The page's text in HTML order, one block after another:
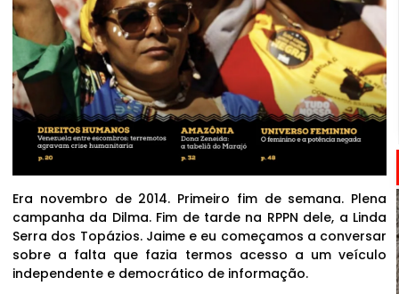
Era novembro de 2014. Primeiro fim de semana. Plena
campanha da Dilma. Fim de tarde na RPPN dele, a Linda
Serra dos Topázios. Jaime e eu começamos a conversar
sobre a falta que fazia termos acesso a um veículo
independente e democrático de informação.